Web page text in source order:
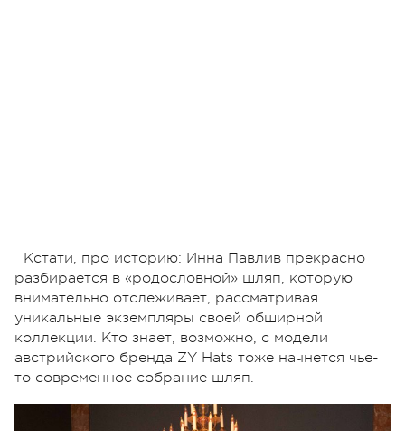
Кстати, про историю: Инна Павлив прекрасно
разбирается в «родословной» шляп, которую
внимательно отслеживает, рассматривая
уникальные экземпляры своей обширной
коллекции. Кто знает, возможно, с модели
австрийского бренда ZY Hats тоже начнется чье-
то современное собрание шляп.